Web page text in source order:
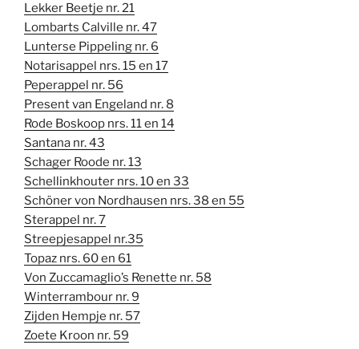
Lekker Beetje nr. 21
Lombarts Calville nr. 47
Lunterse Pippeling nr. 6
Notarisappel nrs. 15 en 17
Peperappel nr. 56
Present van Engeland nr. 8
Rode Boskoop nrs. 11 en 14
Santana nr. 43
Schager Roode nr. 13
Schellinkhouter nrs. 10 en 33
Schöner von Nordhausen nrs. 38 en 55
Sterappel nr. 7
Streepjesappel nr.35
Topaz nrs. 60 en 61
Von Zuccamaglio’s Renette nr. 58
Winterrambour nr. 9
Zijden Hempje nr. 57
Zoete Kroon nr. 59